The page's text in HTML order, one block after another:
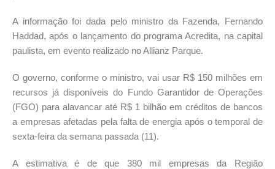
A informação foi dada pelo ministro da Fazenda, Fernando
Haddad, após o lançamento do programa Acredita, na capital
paulista, em evento realizado no Allianz Parque.
O governo, conforme o ministro, vai usar R$ 150 milhões em
recursos já disponíveis do Fundo Garantidor de Operações
(FGO) para alavancar até R$ 1 bilhão em créditos de bancos
a empresas afetadas pela falta de energia após o temporal de
sexta-feira da semana passada (11).
A estimativa é de que 380 mil empresas da Região